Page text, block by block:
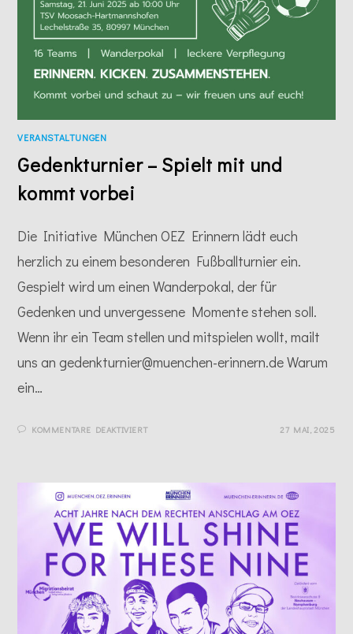
VERANSTALTUNGEN
Gedenkturnier – Spielt mit und
kommt vorbei
Die Initiative München OEZ Erinnern lädt euch
herzlich zu einem besonderen Fußballturnier ein.
Gespielt wird um einen Wanderpokal, der für
Gedenken und unvergessene Momente stehen soll.
Wenn ihr ein Team stellen und mitspielen wollt, mailt
uns an gedenkturnier@muenchen-erinnern.de Warum
ein…
KOMMENTARE DEAKTIVIERTFÜR
UND
KOMMT
VORBEI
27 MAI, 2025